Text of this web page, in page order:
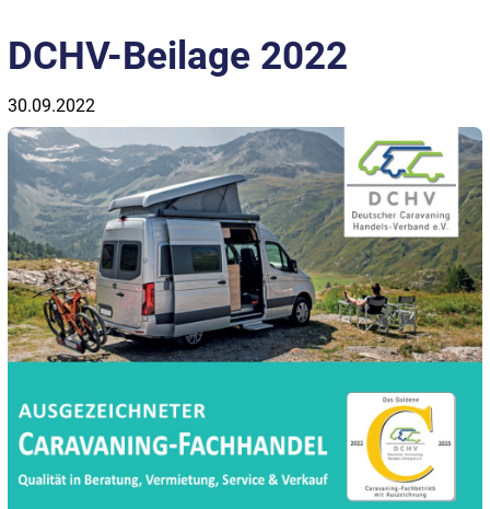
DCHV-Beilage 2022
30.09.2022